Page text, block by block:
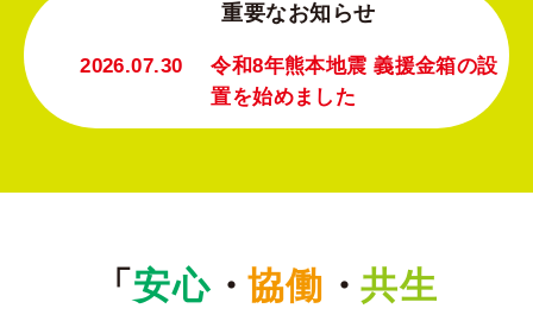
重要なお知らせ
2026.07.30
令和8年熊本地震 義援金箱の設
置を始めました
「 安心 ・ 協働 ・ 共生